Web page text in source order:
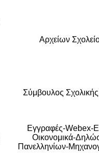
Αρχείων
Σύμβουλος
Εγγραφές-Webex-
Οικονομικά-
Πανελληνίων-